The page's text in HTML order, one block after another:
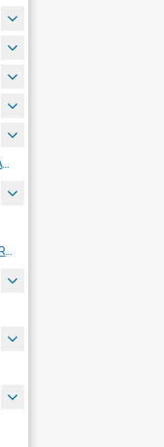
AKTY PRAWA MIEJSCOWEGO RADY POWIATU ZGORZELECKIEGO
POWIATOWY INSPEKTORAT NADZORU BUDOWLANEGO